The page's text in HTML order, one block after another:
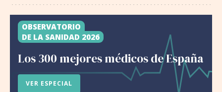
OBSERVATORIO
DE LA SANIDAD 2026
Los 300 mejores médicos de España
VER ESPECIAL